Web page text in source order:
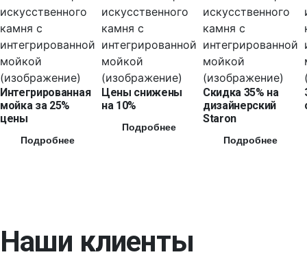
Интегрированная
мойка за 25%
цены
Подробнее
Цены снижены
на 10%
Подробнее
Скидка 35% на
дизайнерский
Staron
Подробнее
Наши клиенты